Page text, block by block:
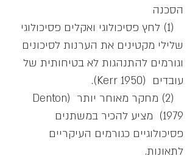
הסכנה
(1) לחץ פסיכולוגי ואקלים פסיכולוגי
שלילי מקטינים את הערנות לסיכונים
וגורמים להתנהגות לא בטיחותית של
עובדים (Kerr 1950).
(2) מחקר מאוחר יותר (Denton
1979) מציע להכיר במשתנים
פסיכולוגיים כגורמים העיקריים
לתאונות.